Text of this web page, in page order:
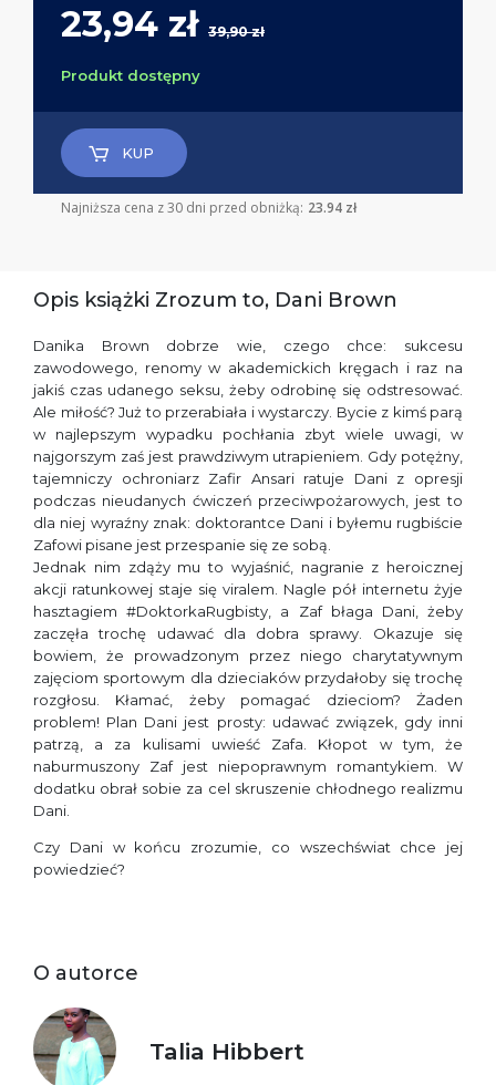
23,94 zł 39,90 zł
Produkt dostępny
KUP
Najniższa cena z 30 dni przed obniżką: 23.94 zł
Opis książki Zrozum to, Dani Brown
Danika Brown dobrze wie, czego chce: sukcesu
zawodowego, renomy w akademickich kręgach i raz na
jakiś czas udanego seksu, żeby odrobinę się odstresować.
Ale miłość? Już to przerabiała i wystarczy. Bycie z kimś parą
w najlepszym wypadku pochłania zbyt wiele uwagi, w
najgorszym zaś jest prawdziwym utrapieniem. Gdy potężny,
tajemniczy ochroniarz Zafir Ansari ratuje Dani z opresji
podczas nieudanych ćwiczeń przeciwpożarowych, jest to
dla niej wyraźny znak: doktorantce Dani i byłemu rugbiście
Zafowi pisane jest przespanie się ze sobą.
Jednak nim zdąży mu to wyjaśnić, nagranie z heroicznej
akcji ratunkowej staje się viralem. Nagle pół internetu żyje
hasztagiem #DoktorkaRugbisty, a Zaf błaga Dani, żeby
zaczęła trochę udawać dla dobra sprawy. Okazuje się
bowiem, że prowadzonym przez niego charytatywnym
zajęciom sportowym dla dzieciaków przydałoby się trochę
rozgłosu. Kłamać, żeby pomagać dzieciom? Żaden
problem! Plan Dani jest prosty: udawać związek, gdy inni
patrzą, a za kulisami uwieść Zafa. Kłopot w tym, że
naburmuszony Zaf jest niepoprawnym romantykiem. W
dodatku obrał sobie za cel skruszenie chłodnego realizmu
Dani.
Czy Dani w końcu zrozumie, co wszechświat chce jej
powiedzieć?
O autorce
Talia Hibbert